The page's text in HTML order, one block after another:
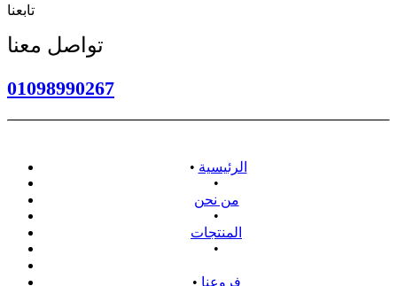
تابعنا
تواصل معنا
01098990267
• الرئيسية
•
من نحن
•
المنتجات
•
• فروعنا